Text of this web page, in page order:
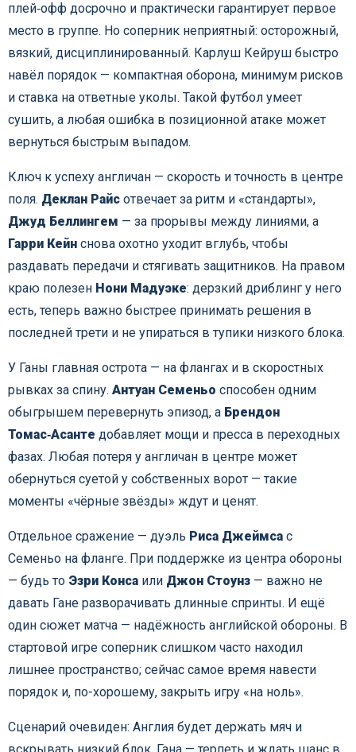
плей‑офф досрочно и практически гарантирует первое
место в группе. Но соперник неприятный: осторожный,
вязкий, дисциплинированный. Карлуш Кейруш быстро
навёл порядок — компактная оборона, минимум рисков
и ставка на ответные уколы. Такой футбол умеет
сушить, а любая ошибка в позиционной атаке может
вернуться быстрым выпадом.
Ключ к успеху англичан — скорость и точность в центре
поля. Деклан Райс отвечает за ритм и «стандарты»,
Джуд Беллингем — за прорывы между линиями, а
Гарри Кейн снова охотно уходит вглубь, чтобы
раздавать передачи и стягивать защитников. На правом
краю полезен Нони Мадуэке: дерзкий дриблинг у него
есть, теперь важно быстрее принимать решения в
последней трети и не упираться в тупики низкого блока.
У Ганы главная острота — на флангах и в скоростных
рывках за спину. Антуан Семеньо способен одним
обыгрышем перевернуть эпизод, а Брендон
Томас‑Асанте добавляет мощи и пресса в переходных
фазах. Любая потеря у англичан в центре может
обернуться суетой у собственных ворот — такие
моменты «чёрные звёзды» ждут и ценят.
Отдельное сражение — дуэль Риса Джеймса с
Семеньо на фланге. При поддержке из центра обороны
— будь то Эзри Конса или Джон Стоунз — важно не
давать Гане разворачивать длинные спринты. И ещё
один сюжет матча — надёжность английской обороны. В
стартовой игре соперник слишком часто находил
лишнее пространство; сейчас самое время навести
порядок и, по-хорошему, закрыть игру «на ноль».
Сценарий очевиден: Англия будет держать мяч и